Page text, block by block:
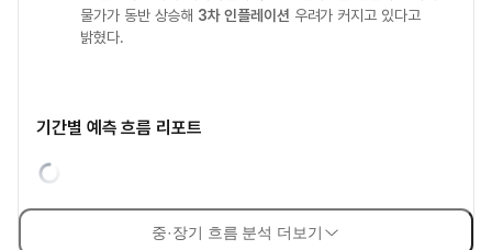
물가가 동반 상승해 3차 인플레이션 우려가 커지고 있다고
밝혔다.
기간별 예측 흐름 리포트
중·장기 흐름 분석 더보기